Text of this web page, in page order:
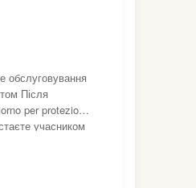
обслуговування
Після
per protezione
учасником